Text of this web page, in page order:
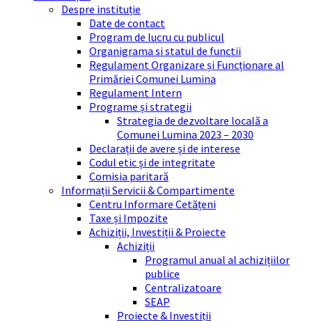
Despre instituție
Date de contact
Program de lucru cu publicul
Organigrama si statul de functii
Regulament Organizare și Funcționare al
Primăriei Comunei Lumina
Regulament Intern
Programe și strategii
Strategia de dezvoltare locală a
Comunei Lumina 2023 – 2030
Declarații de avere și de interese
Codul etic și de integritate
Comisia paritară
Informații Servicii & Compartimente
Centru Informare Cetățeni
Taxe și Impozite
Achiziții, Investiții & Proiecte
Achiziții
Programul anual al achizițiilor
publice
Centralizatoare
SEAP
Proiecte & Investiții